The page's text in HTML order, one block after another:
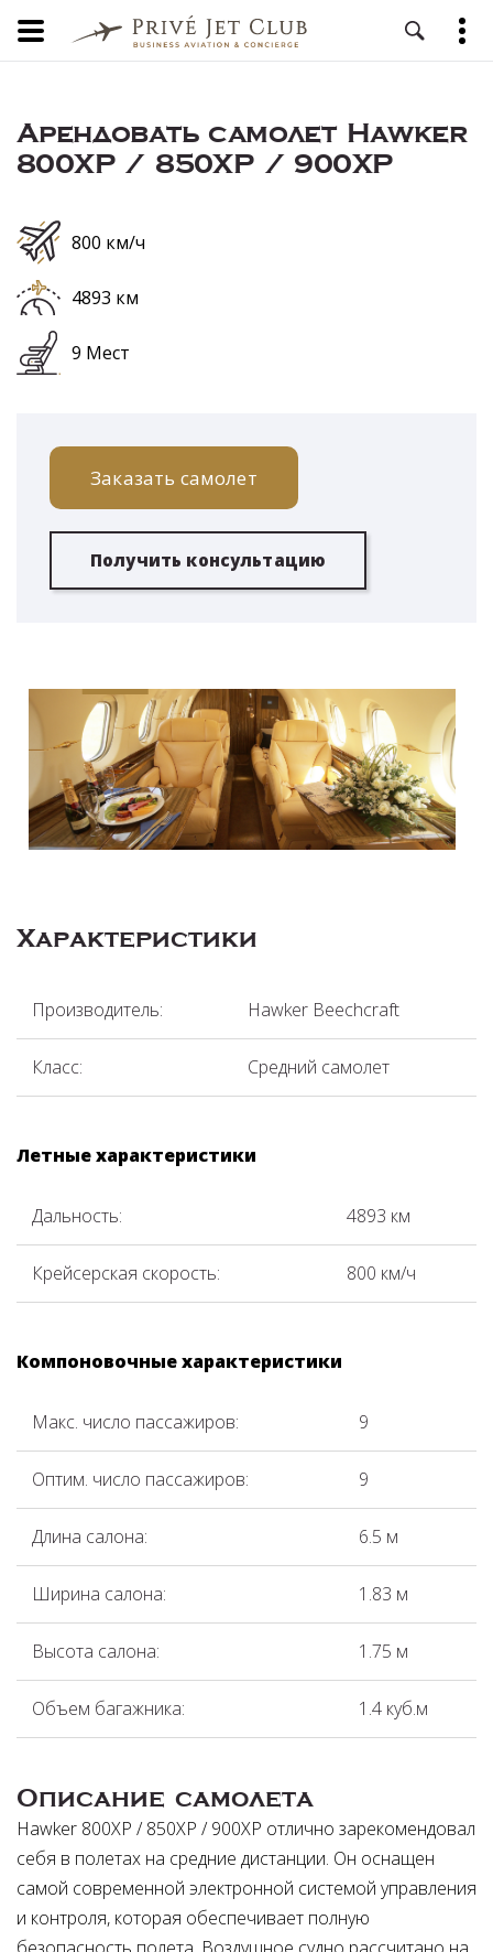
Арендовать самолет Hawker
800XP / 850XP / 900XP
800 км/ч
4893 км
9 Мест
Заказать самолет
Получить консультацию
Характеристики
Производитель: Hawker Beechcraft
Класс: Средний самолет
Летные характеристики
Дальность: 4893 км
Крейсерская скорость: 800 км/ч
Компоновочные характеристики
Макс. число пассажиров: 9
Оптим. число пассажиров: 9
Длина салона: 6.5 м
Ширина салона: 1.83 м
Высота салона: 1.75 м
Объем багажника: 1.4 куб.м
Описание самолета
Hawker 800XP / 850XP / 900XP отлично зарекомендовал
себя в полетах на средние дистанции. Он оснащен
самой современной электронной системой управления
и контроля, которая обеспечивает полную